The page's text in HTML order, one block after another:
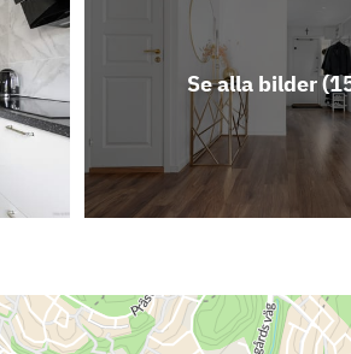
Se alla bilder (